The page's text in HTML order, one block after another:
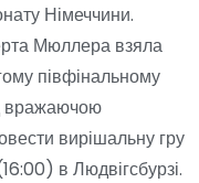
Німеччини.
Мюллера взяла
півфінальному
вражаючою
вирішальну гру
в Людвігсбурзі.